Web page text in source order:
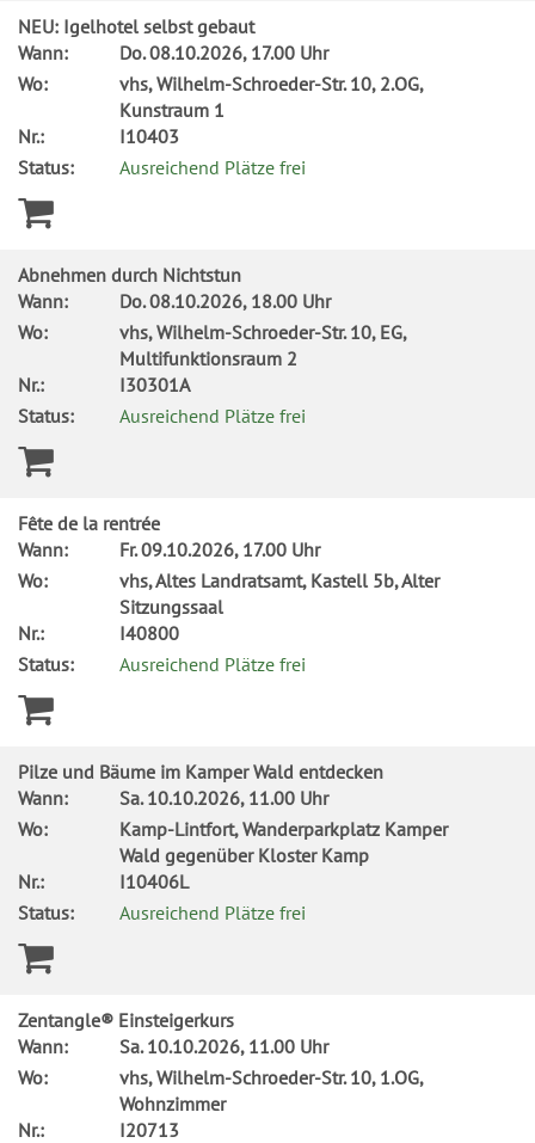
NEU: Igelhotel selbst gebaut
Wann:
Do.08.10.2026, 17.00 Uhr
Wo:
vhs, Wilhelm-Schroeder-Str. 10, 2.OG,
Kunstraum 1
Nr.:
I10403
Status:
Ausreichend Plätze frei
Abnehmen durch Nichtstun
Wann:
Do.08.10.2026, 18.00 Uhr
Wo:
vhs, Wilhelm-Schroeder-Str. 10, EG,
Multifunktionsraum 2
Nr.:
I30301A
Status:
Ausreichend Plätze frei
Fête de la rentrée
Wann:
Fr.09.10.2026, 17.00 Uhr
Wo:
vhs, Altes Landratsamt, Kastell 5b, Alter
Sitzungssaal
Nr.:
I40800
Status:
Ausreichend Plätze frei
Pilze und Bäume im Kamper Wald entdecken
Wann:
Sa.10.10.2026, 11.00 Uhr
Wo:
Kamp-Lintfort, Wanderparkplatz Kamper
Wald gegenüber Kloster Kamp
Nr.:
I10406L
Status:
Ausreichend Plätze frei
Zentangle® Einsteigerkurs
Wann:
Sa.10.10.2026, 11.00 Uhr
Wo:
vhs, Wilhelm-Schroeder-Str. 10, 1.OG,
Wohnzimmer
Nr.:
I20713